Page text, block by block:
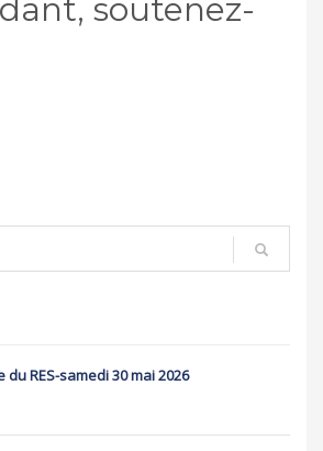
soutenez-
RES-samedi 30 mai 2026